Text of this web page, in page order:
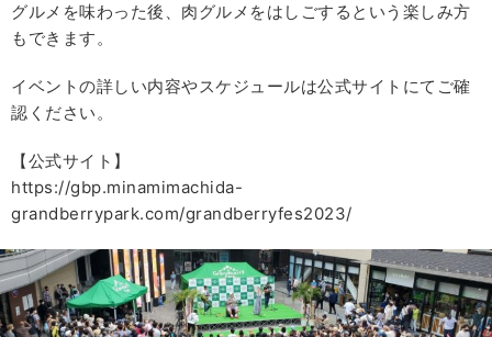
グルメを味わった後、肉グルメをはしごするという楽しみ方
もできます。
イベントの詳しい内容やスケジュールは公式サイトにてご確
認ください。
【公式サイト】
https://gbp.minamimachida-
grandberrypark.com/grandberryfes2023/